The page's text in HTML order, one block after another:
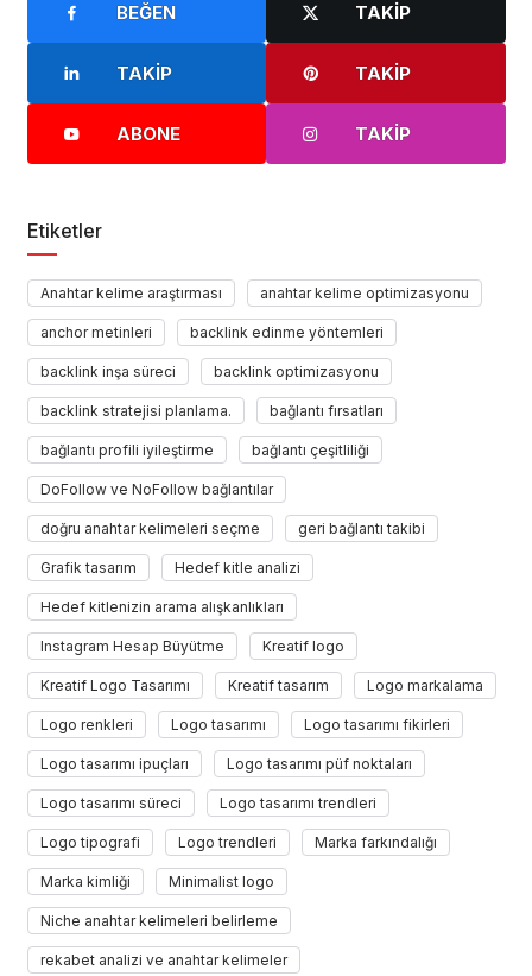
BEĞEN TAKIP
TAKIP TAKIP
ABONE TAKIP
Etiketler
Anahtar kelime araştırması anahtar kelime optimizasyonu
anchor metinleri backlink edinme yöntemleri
backlink inşa süreci backlink optimizasyonu
backlink stratejisi planlama. bağlantı fırsatları
bağlantı profili iyileştirme bağlantı çeşitliliği
DoFollow ve NoFollow bağlantılar
doğru anahtar kelimeleri seçme geri bağlantı takibi
Grafik tasarım Hedef kitle analizi
Hedef kitlenizin arama alışkanlıkları
Instagram Hesap Büyütme Kreatif logo
Kreatif Logo Tasarımı Kreatif tasarım Logo markalama
Logo renkleri Logo tasarımı Logo tasarımı fikirleri
Logo tasarımı ipuçları Logo tasarımı püf noktaları
Logo tasarımı süreci Logo tasarımı trendleri
Logo tipografi Logo trendleri Marka farkındalığı
Marka kimliği Minimalist logo
Niche anahtar kelimeleri belirleme
rekabet analizi ve anahtar kelimeler